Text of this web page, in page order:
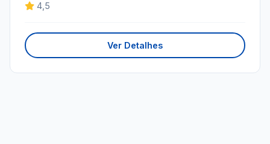
4,5
Ver Detalhes